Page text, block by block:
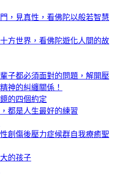
，見真性，看佛陀以般若智慧
方世界，看佛陀遊化人間的故
子都必須面對的問題，解開壓
神的糾纏關係！
的四個約定
都是人生最好的練習
創傷後壓力症候群自我療癒聖
的孩子